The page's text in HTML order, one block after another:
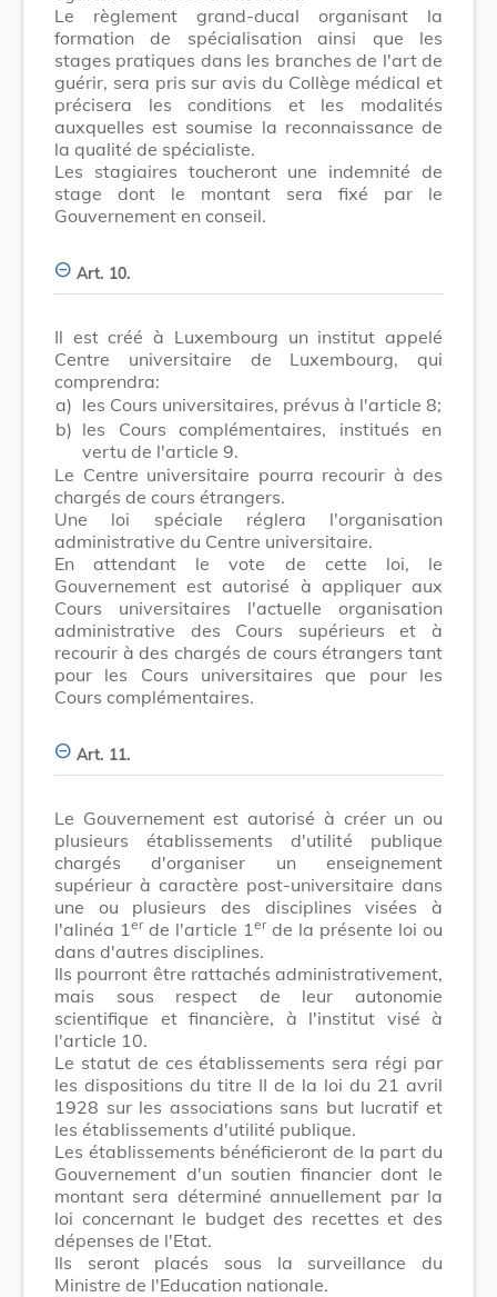
Le règlement grand-ducal organisant la
formation de spécialisation ainsi que les
stages pratiques dans les branches de l'art de
guérir, sera pris sur avis du Collège médical et
précisera les conditions et les modalités
auxquelles est soumise la reconnaissance de
la qualité de spécialiste.
Les stagiaires toucheront une indemnité de
stage dont le montant sera fixé par le
Gouvernement en conseil.
Art. 10.
Il est créé à Luxembourg un institut appelé
Centre universitaire de Luxembourg, qui
comprendra:
a) les Cours universitaires, prévus à l'article 8;
b) les Cours complémentaires, institués en
vertu de l'article 9.
Le Centre universitaire pourra recourir à des
chargés de cours étrangers.
Une loi spéciale réglera l'organisation
administrative du Centre universitaire.
En attendant le vote de cette loi, le
Gouvernement est autorisé à appliquer aux
Cours universitaires l'actuelle organisation
administrative des Cours supérieurs et à
recourir à des chargés de cours étrangers tant
pour les Cours universitaires que pour les
Cours complémentaires.
Art. 11.
Le Gouvernement est autorisé à créer un ou
plusieurs établissements d'utilité publique
chargés d'organiser un enseignement
supérieur à caractère post-universitaire dans
une ou plusieurs des disciplines visées à
l'alinéa 1 erde l'article 1 erde la présente loi ou
dans d'autres disciplines.
Ils pourront être rattachés administrativement,
mais sous respect de leur autonomie
scientifique et financière, à l'institut visé à
l'article 10.
Le statut de ces établissements sera régi par
les dispositions du titre II de la loi du 21 avril
1928 sur les associations sans but lucratif et
les établissements d'utilité publique.
Les établissements bénéficieront de la part du
Gouvernement d'un soutien financier dont le
montant sera déterminé annuellement par la
loi concernant le budget des recettes et des
dépenses de l'Etat.
Ils seront placés sous la surveillance du
Ministre de l'Education nationale.